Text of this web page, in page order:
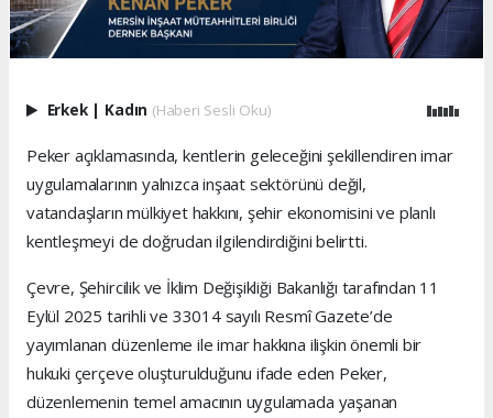
Erkek Kadın (Haberi Sesli Oku)
Peker açıklamasında, kentlerin geleceğini şekillendiren imar
uygulamalarının yalnızca inşaat sektörünü değil,
vatandaşların mülkiyet hakkını, şehir ekonomisini ve planlı
kentleşmeyi de doğrudan ilgilendirdiğini belirtti.
Çevre, Şehircilik ve İklim Değişikliği Bakanlığı tarafından 11
Eylül 2025 tarihli ve 33014 sayılı Resmî Gazete’de
yayımlanan düzenleme ile imar hakkına ilişkin önemli bir
hukuki çerçeve oluşturulduğunu ifade eden Peker,
düzenlemenin temel amacının uygulamada yaşanan